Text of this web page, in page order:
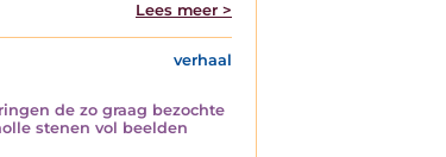
Lees meer >
verhaal
de zo graag bezochte
stenen vol beelden